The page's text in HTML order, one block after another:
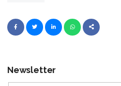
Newsletter